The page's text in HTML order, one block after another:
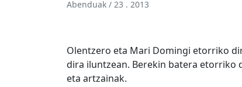
Abenduak / 23 . 2013
Olentzero eta Mari Domingi etorriko
dira iluntzean. Berekin batera
eta artzainak.